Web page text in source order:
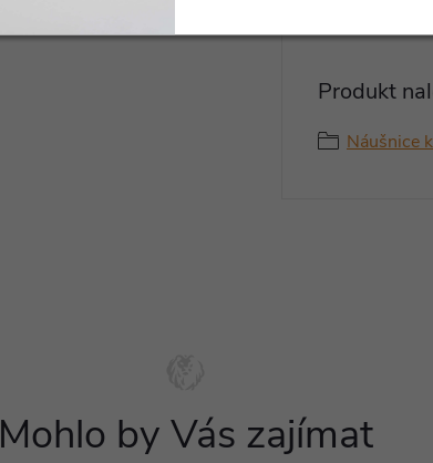
Produkt
Náušnice
Mohlo by Vás zajímat